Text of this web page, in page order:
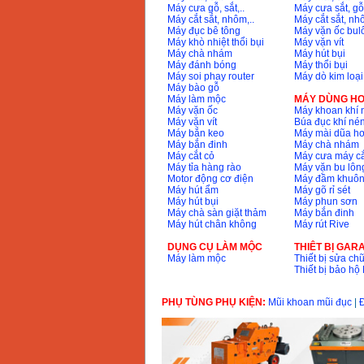
Máy mài 100mm
Makita 9553B (710W)
Giá:1296000VND
Máy cưa gỗ, sắt,..
Máy cắt sắt, nhôm,..
Máy đục bê tông
Máy khò nhiệt thổi bụi
Máy chà nhám
Máy đánh bóng
Máy soi phay router
Máy bào gỗ
Máy làm mộc
Máy vặn ốc
Máy vặn vít
Máy bắn keo
Máy bắn đinh
Máy cắt cỏ
Máy tỉa hàng rào
Motor động cơ điện
Máy hút ẩm
Máy hút bụi
Máy chà sàn giặt thảm
Máy hút chân không
DỤNG CỤ LÀM MỘC
Máy làm mộc
Máy cưa sắt,
Máy cắt sắt,
Máy vặn ốc
Máy vặn vít
Máy hút bụi
Máy thổi bụi
Máy dò kim loại
MÁY DÙNG
Máy khoan khí
Búa đục khí nén
Máy mài dũa
Máy chà nhám
Máy cưa máy
Máy vặn bu
Máy đầm
Máy gõ rỉ sét
Máy phun sơn
Máy bắn đinh
Máy rút Rive
THIÊT BỊ
Thiết bị sửa
Thiết bị bảo hộ
PHỤ TÙNG PHỤ KIỆN: Mũi khoan mũi đục|